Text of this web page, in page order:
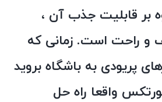
بر قابلیت جذب آن ،
و راحت است. زمانی که
پریودی به باشگاه بروید
واقعا راه حل